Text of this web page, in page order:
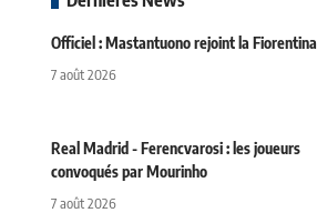
Officiel : Mastantuono rejoint la Fiorentina
7 août 2026
Real Madrid - Ferencvarosi : les joueurs
convoqués par Mourinho
7 août 2026